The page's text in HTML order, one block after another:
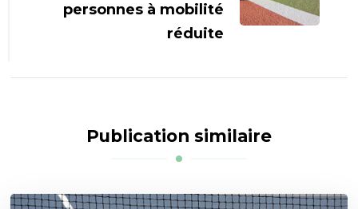
personnes à mobilité
réduite
Publication similaire